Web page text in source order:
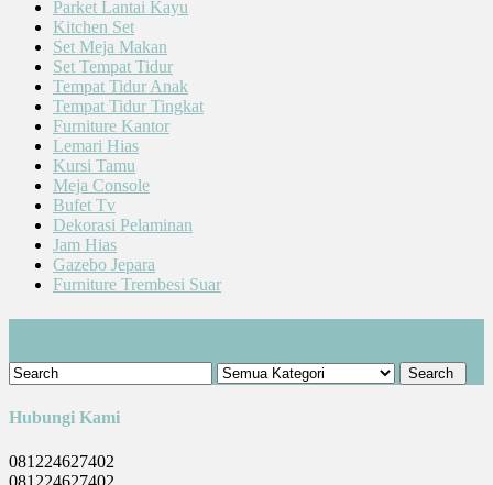
Parket Lantai Kayu
Kitchen Set
Set Meja Makan
Set Tempat Tidur
Tempat Tidur Anak
Tempat Tidur Tingkat
Furniture Kantor
Lemari Hias
Kursi Tamu
Meja Console
Bufet Tv
Dekorasi Pelaminan
Jam Hias
Gazebo Jepara
Furniture Trembesi Suar
Hubungi Kami
081224627402
081224627402